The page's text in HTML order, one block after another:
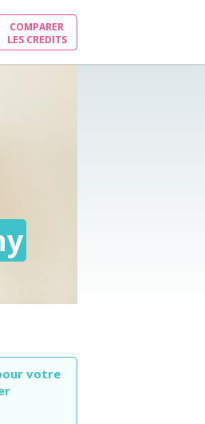
COMPARER
LES CREDITS
votre